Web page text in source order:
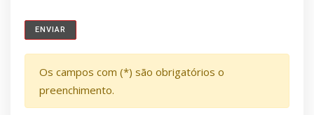
Os campos com (*) são obrigatórios o
preenchimento.